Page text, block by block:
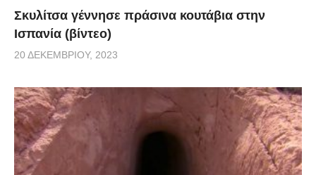
Σκυλίτσα γέννησε πράσινα κουτάβια στην
Ισπανία (βίντεο)
20 ΔΕΚΕΜΒΡΊΟΥ, 2023